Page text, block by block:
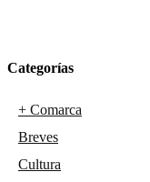
Categorías
+ Comarca
Breves
Cultura